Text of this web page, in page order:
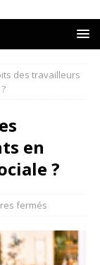
des travailleurs
en
?
fermés